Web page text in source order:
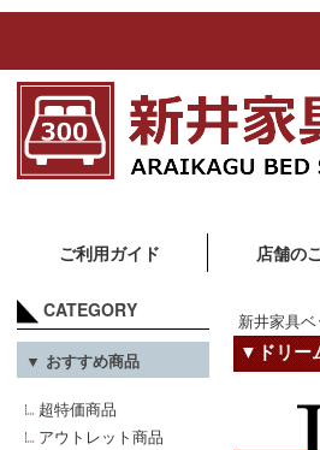
ご利用ガイド 店舗の
CATEGORY
▼ おすすめ商品
超特価商品
アウトレット商品
新井家具
▼ドリー